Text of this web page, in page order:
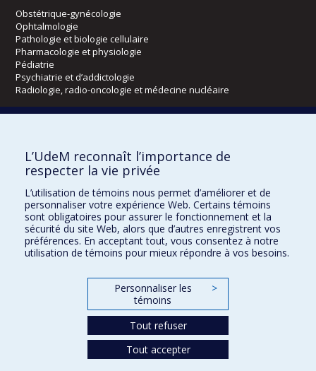
Obstétrique-gynécologie
Ophtalmologie
Pathologie et biologie cellulaire
Pharmacologie et physiologie
Pédiatrie
Psychiatrie et d’addictologie
Radiologie, radio-oncologie et médecine nucléaire
Kinésiologie et des sciences de l’activité physique
Orthophonie et audiologie
Directions
DPC
CPASS
L’UdeM reconnaît l’importance de
respecter la vie privée
L’utilisation de témoins nous permet d’améliorer et de
personnaliser votre expérience Web. Certains témoins
sont obligatoires pour assurer le fonctionnement et la
sécurité du site Web, alors que d’autres enregistrent vos
préférences. En acceptant tout, vous consentez à notre
utilisation de témoins pour mieux répondre à vos besoins.
Personnaliser les
témoins
>
Tout refuser
Tout accepter